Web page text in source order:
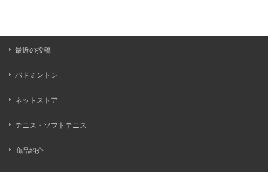
最近の投稿
バドミントン
ネットストア
テニス・ソフトテニス
商品紹介